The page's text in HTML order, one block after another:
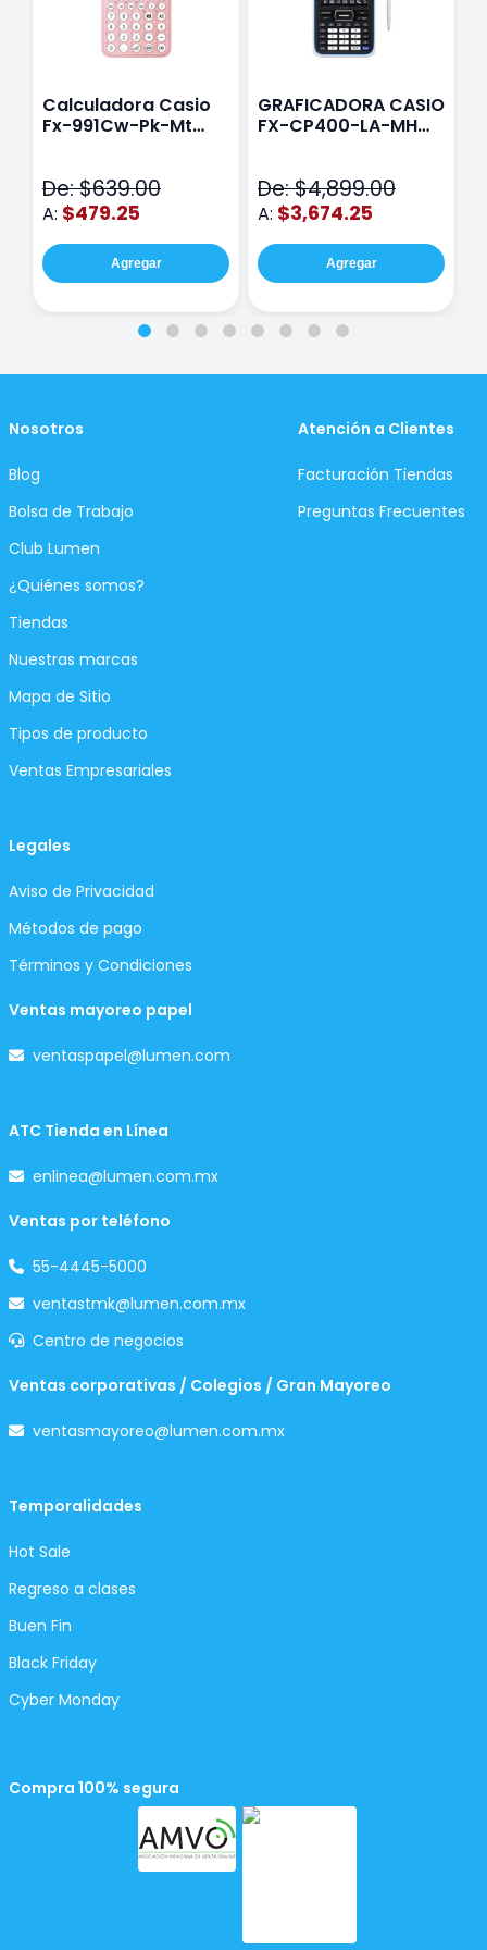
Calculadora Casio
Fx-991Cw-Pk-Mt
De: $639.00
A: $479.25
Agregar
GRAFICADORA CASIO
FX-CP400-LA-MH
De: $4,899.00
A: $3,674.25
Agregar
Nosotros
Blog
Bolsa de Trabajo
Club Lumen
¿Quiénes somos?
Tiendas
Nuestras marcas
Mapa de Sitio
Tipos de producto
Ventas Empresariales
Atención a Clientes
Facturación Tiendas
Preguntas Frecuentes
Legales
Aviso de Privacidad
Métodos de pago
Términos y Condiciones
Ventas mayoreo papel
ventaspapel@lumen.com
ATC Tienda en Línea
enlinea@lumen.com.mx
Ventas por teléfono
55-4445-5000
ventastmk@lumen.com.mx
Centro de negocios
Ventas corporativas / Colegios / Gran Mayoreo
ventasmayoreo@lumen.com.mx
Temporalidades
Hot Sale
Regreso a clases
Buen Fin
Black Friday
Cyber Monday
Compra 100% segura